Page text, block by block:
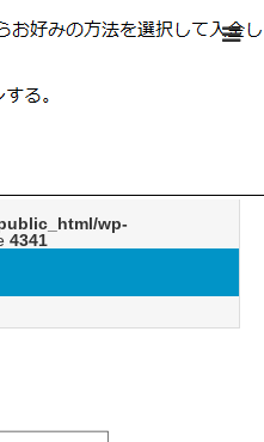
1 to be string, object given
wp-
4341